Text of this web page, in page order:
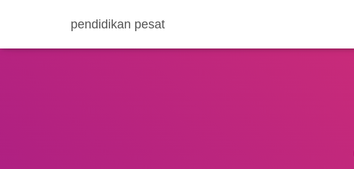
pendidikan pesat